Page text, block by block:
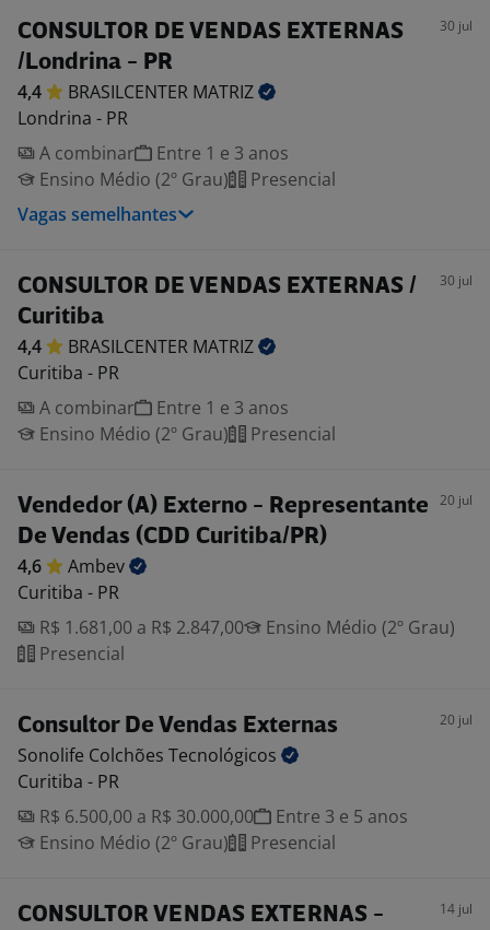
CONSULTOR DE VENDAS EXTERNAS
/Londrina - PR
30 jul
4,4 BRASILCENTER MATRIZ
Londrina - PR
A combinar
Entre 1 e 3 anos
Ensino Médio (2º Grau)
Presencial
Vagas semelhantes
CONSULTOR DE VENDAS EXTERNAS /
Curitiba
30 jul
4,4 BRASILCENTER MATRIZ
Curitiba - PR
A combinar
Entre 1 e 3 anos
Ensino Médio (2º Grau)
Presencial
Vendedor (A) Externo - Representante
De Vendas (CDD Curitiba/PR)
20 jul
4,6
Ambev
Curitiba - PR
R$ 1.681,00 a R$ 2.847,00
Ensino Médio (2º Grau)
Presencial
Consultor De Vendas Externas 20 jul
Sonolife Colchões Tecnológicos
Curitiba - PR
R$ 6.500,00 a R$ 30.000,00
Entre 3 e 5 anos
Ensino Médio (2º Grau)
Presencial
CONSULTOR VENDAS EXTERNAS -
14 jul